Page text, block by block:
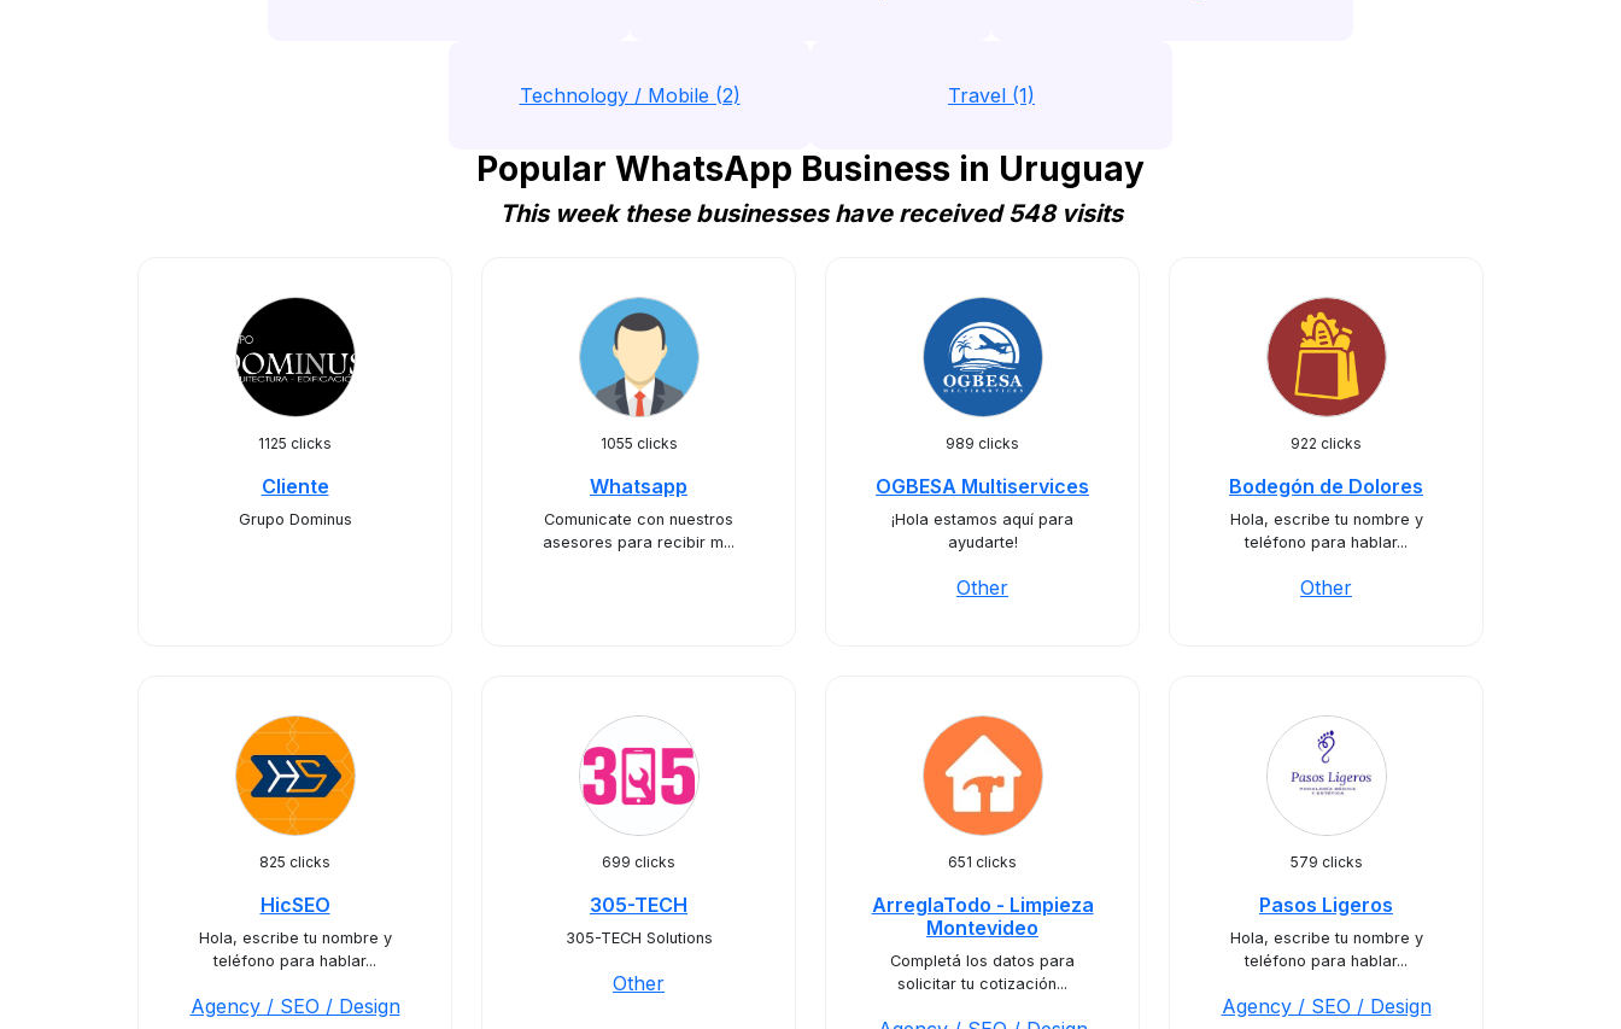
Technology / Mobile (2) Travel (1)
Popular WhatsApp Business in Uruguay
This week these businesses have received 548 visits
1125 clicks
Cliente
Grupo Dominus
1055 clicks
Whatsapp
Comunicate con nuestros
asesores para recibir m...
989 clicks
OGBESA Multiservices
¡Hola estamos aquí para
ayudarte!
Other
922 clicks
Bodegón de Dolores
Hola, escribe tu nombre y
teléfono para hablar...
Other
825 clicks
HicSEO
Hola, escribe tu nombre y
teléfono para hablar...
Agency / SEO / Design
699 clicks
305-TECH
305-TECH Solutions
Other
651 clicks
ArreglaTodo - Limpieza
Montevideo
Completá los datos para
solicitar tu cotización...
579 clicks
Pasos Ligeros
Hola, escribe tu nombre y
teléfono para hablar...
Agency / SEO / Design